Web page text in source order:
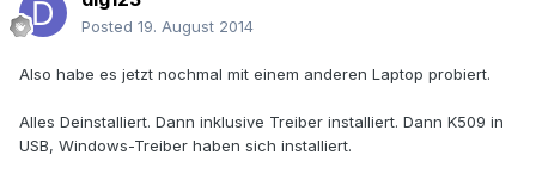
Posted 19. August 2014
Also habe es jetzt nochmal mit einem anderen Laptop probiert.
Alles Deinstalliert. Dann inklusive Treiber installiert. Dann K509 in
USB, Windows-Treiber haben sich installiert.